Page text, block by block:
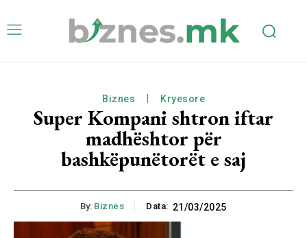
Biznes Kryesore
Super Kompani shtron iftar
madhështor për
bashkëpunëtorët e saj
By: Biznes Data: 21/03/2025